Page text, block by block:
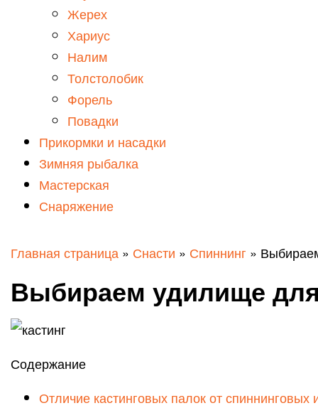
Жерех
Хариус
Налим
Толстолобик
Форель
Повадки
Прикормки и насадки
Зимняя рыбалка
Мастерская
Снаряжение
Главная страница » Снасти » Спиннинг »
Выбираем удилище
Содержание
Отличие кастинговых палок от спиннинговых